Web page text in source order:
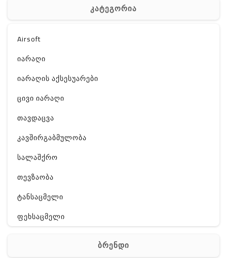
კატეგორია
Airsoft
იარაღი
იარაღის აქსესუარები
ცივი იარაღი
თავდაცვა
კავშირგაბმულობა
სალაშქრო
თევზაობა
ტანსაცმელი
ფეხსაცმელი
ბრენდი